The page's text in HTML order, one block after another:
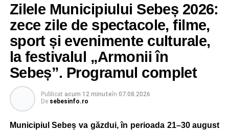
Zilele Municipiului Sebeș 2026:
zece zile de spectacole, filme,
sport și evenimente culturale,
la festivalul „Armonii în
Sebeș”. Programul complet
Publicat acum 12 minuteîn 07.08.2026
De sebesinfo.ro
Municipiul Sebeș va găzdui, în perioada 21–30 august